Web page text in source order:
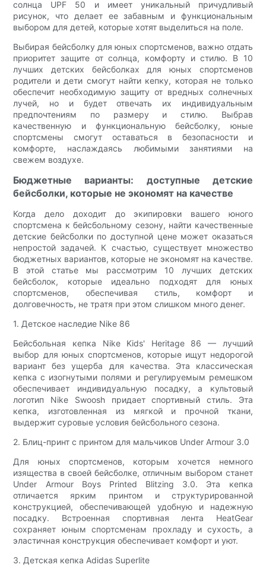
солнца UPF 50 и имеет уникальный причудливый
рисунок, что делает ее забавным и функциональным
выбором для детей, которые хотят выделиться на поле.
Выбирая бейсболку для юных спортсменов, важно отдать
приоритет защите от солнца, комфорту и стилю. В 10
лучших детских бейсболках для юных спортсменов
родители и дети смогут найти кепку, которая не только
обеспечит необходимую защиту от вредных солнечных
лучей, но и будет отвечать их индивидуальным
предпочтениям по размеру и стилю. Выбрав
качественную и функциональную бейсболку, юные
спортсмены смогут оставаться в безопасности и
комфорте, наслаждаясь любимыми занятиями на
свежем воздухе.
Бюджетные варианты: доступные детские
бейсболки, которые не экономят на качестве
Когда дело доходит до экипировки вашего юного
спортсмена к бейсбольному сезону, найти качественные
детские бейсболки по доступной цене может оказаться
непростой задачей. К счастью, существует множество
бюджетных вариантов, которые не экономят на качестве.
В этой статье мы рассмотрим 10 лучших детских
бейсболок, которые идеально подходят для юных
спортсменов, обеспечивая стиль, комфорт и
долговечность, не тратя при этом слишком много денег.
1. Детское наследие Nike 86
Бейсбольная кепка Nike Kids' Heritage 86 — лучший
выбор для юных спортсменов, которые ищут недорогой
вариант без ущерба для качества. Эта классическая
кепка с изогнутыми полями и регулируемым ремешком
обеспечивает индивидуальную посадку, а культовый
логотип Nike Swoosh придает спортивный стиль. Эта
кепка, изготовленная из мягкой и прочной ткани,
выдержит суровые условия бейсбольного сезона.
2. Блиц-принт с принтом для мальчиков Under Armour 3.0
Для юных спортсменов, которым хочется немного
изящества в своей бейсболке, отличным выбором станет
Under Armour Boys Printed Blitzing 3.0. Эта кепка
отличается ярким принтом и структурированной
конструкцией, обеспечивающей удобную и надежную
посадку. Встроенная спортивная лента HeatGear
сохраняет юным спортсменам прохладу и сухость, а
эластичная конструкция обеспечивает комфорт и уют.
3. Детская кепка Adidas Superlite